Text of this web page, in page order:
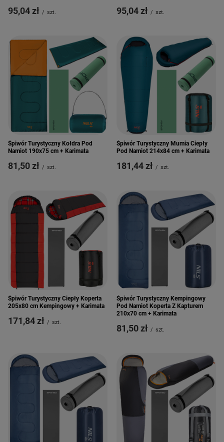
95,04 zł / szt. 95,04 zł / szt.
Śpiwór Turystyczny Kołdra Pod
Namiot 190x75 cm + Karimata
81,50 zł / szt.
Śpiwór Turystyczny Mumia Ciepły
Pod Namiot 214x84 cm + Karimata
181,44 zł / szt.
Śpiwór Turystyczny Ciepły Koperta
205x80 cm Kempingowy + Karimata
171,84 zł / szt.
Śpiwór Turystyczny Kempingowy
Pod Namiot Koperta Z Kapturem
210x70 cm + Karimata
81,50 zł / szt.